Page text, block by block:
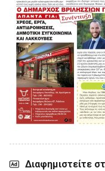
Διαφημιστείτε